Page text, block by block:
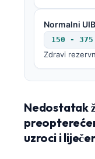
Normalni
150 - 375
Zdravi
Nedostatak
uzroci i